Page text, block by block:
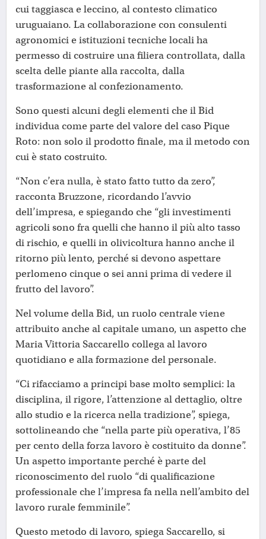
cui taggiasca e leccino, al contesto climatico
uruguaiano. La collaborazione con consulenti
agronomici e istituzioni tecniche locali ha
permesso di costruire una filiera controllata, dalla
scelta delle piante alla raccolta, dalla
trasformazione al confezionamento.
Sono questi alcuni degli elementi che il Bid
individua come parte del valore del caso Pique
Roto: non solo il prodotto finale, ma il metodo con
cui è stato costruito.
“Non c’era nulla, è stato fatto tutto da zero”,
racconta Bruzzone, ricordando l’avvio
dell’impresa, e spiegando che “gli investimenti
agricoli sono fra quelli che hanno il più alto tasso
di rischio, e quelli in olivicoltura hanno anche il
ritorno più lento, perché si devono aspettare
perlomeno cinque o sei anni prima di vedere il
frutto del lavoro”.
Nel volume della Bid, un ruolo centrale viene
attribuito anche al capitale umano, un aspetto che
Maria Vittoria Saccarello collega al lavoro
quotidiano e alla formazione del personale.
“Ci rifacciamo a principi base molto semplici: la
disciplina, il rigore, l’attenzione al dettaglio, oltre
allo studio e la ricerca nella tradizione”, spiega,
sottolineando che “nella parte più operativa, l’85
per cento della forza lavoro è costituito da donne”.
Un aspetto importante perché è parte del
riconoscimento del ruolo “di qualificazione
professionale che l’impresa fa nella nell’ambito del
lavoro rurale femminile”.
Questo metodo di lavoro, spiega Saccarello, si